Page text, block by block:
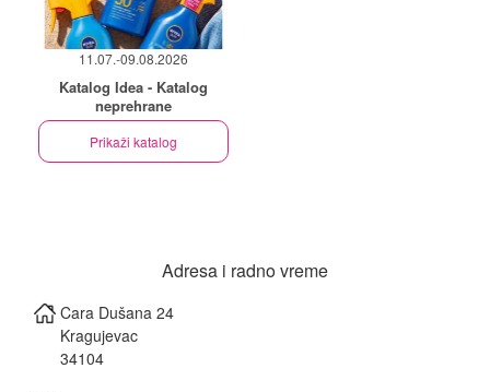
11.07.-09.08.2026
Katalog Idea - Katalog
neprehrane
Prikaži katalog
Adresa i radno vreme
Cara Dušana 24
Kragujevac
34104